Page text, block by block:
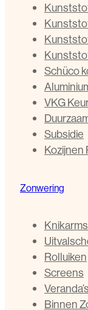
Schüco
VKG
Subsidie
Kozijnen
Zonwering
Rolluiken
Screens
Veranda’s
Binnen